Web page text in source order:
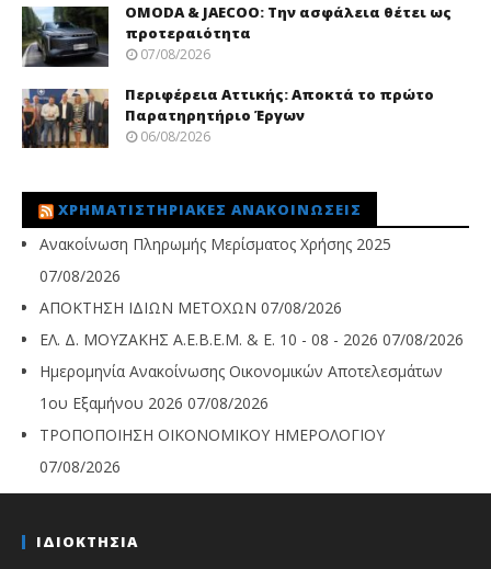
OMODA & JAECOO: Την ασφάλεια θέτει ως
προτεραιότητα
07/08/2026
Περιφέρεια Αττικής: Αποκτά το πρώτο
Παρατηρητήριο Έργων
06/08/2026
ΧΡΗΜΑΤΙΣΤΗΡΙΑΚΈΣ ΑΝΑΚΟΙΝΏΣΕΙΣ
Ανακοίνωση Πληρωμής Μερίσματος Χρήσης 2025
07/08/2026
ΑΠΟΚΤΗΣΗ ΙΔΙΩΝ ΜΕΤΟΧΩΝ 07/08/2026
ΕΛ. Δ. ΜΟΥΖΑΚΗΣ Α.Ε.Β.Ε.Μ. & Ε. 10 - 08 - 2026 07/08/2026
Ημερομηνία Ανακοίνωσης Οικονομικών Αποτελεσμάτων
1ου Εξαμήνου 2026 07/08/2026
ΤΡΟΠΟΠΟΙΗΣΗ ΟΙΚΟΝΟΜΙΚΟΥ ΗΜΕΡΟΛΟΓΙΟΥ
07/08/2026
ΙΔΙΟΚΤΗΣΙΑ